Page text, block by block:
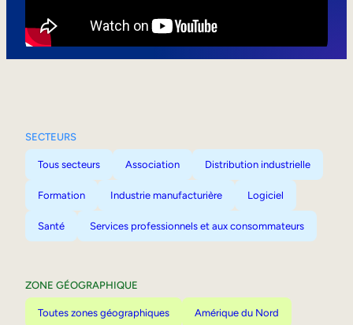
SECTEURS
Tous secteurs Association Distribution industrielle
Formation Industrie manufacturière Logiciel
Santé Services professionnels et aux consommateurs
ZONE GÉOGRAPHIQUE
Toutes zones géographiques Amérique du Nord